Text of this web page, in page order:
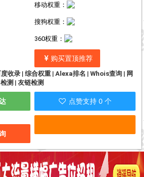
移动权重：
搜狗权重：
360权重：
购买置顶推荐
收录| 综合权重| Alexa排名 | Whois查询| 网
测 | 友链检测
点赞支持 0 个